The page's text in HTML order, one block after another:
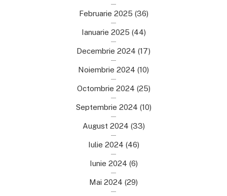
Februarie 2025 (36)
Ianuarie 2025 (44)
Decembrie 2024 (17)
Noiembrie 2024 (10)
Octombrie 2024 (25)
Septembrie 2024 (10)
August 2024 (33)
Iulie 2024 (46)
Iunie 2024 (6)
Mai 2024 (29)